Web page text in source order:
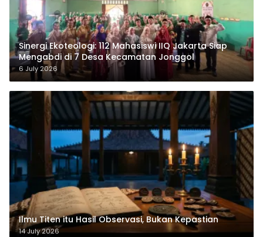
‎Sinergi Ekoteologi: 112 Mahasiswi IIQ Jakarta Siap
Mengabdi di 7 Desa Kecamatan Jonggol
6 July 2026
Ilmu Titen itu Hasil Observasi, Bukan Kepastian
14 July 2026